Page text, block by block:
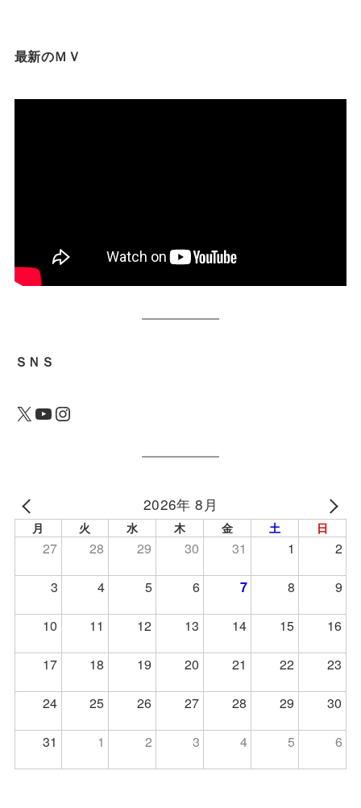
最新のＭＶ
ＳＮＳ
X YouTube
Instagram
2026年 8月
月 火 水 木 金 土 日
27 28 29 30 31 1 2
3 4 5 6 7 8 9
10 11 12 13 14 15 16
17 18 19 20 21 22 23
24 25 26 27 28 29 30
31 1 2 3 4 5 6